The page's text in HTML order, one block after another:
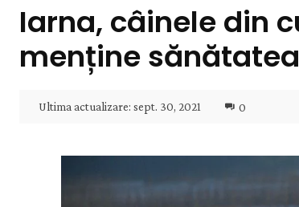
Iarna, câinele din
menține
Ultima actualizare: sept. 30, 2021 0